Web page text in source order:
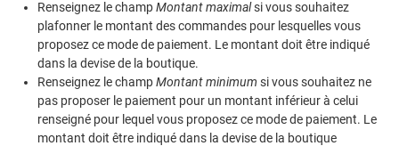
Renseignez le champMontant maximalsi vous souhaitez
plafonner le montant des commandes pour lesquelles vous
proposez ce mode de paiement. Le montant doit être indiqué
dans la devise de la boutique.
Renseignez le champMontant minimum si vous souhaitez ne
pas proposer le paiement pour un montant inférieur à celui
renseigné pour lequel vous proposez ce mode de paiement. Le
montant doit être indiqué dans la devise de la boutique